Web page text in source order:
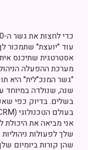
עוד "יועצת" שתמכור
אסטרטגית שתיכנס
מערכת ההפעלה
"גשר המנכ"לית" היא
שנה, שנולדה במיוחד
בשלים. בדיוק כפי
אני מביאה את היכולת
שלך לפעולות
שהן קורות ביומיום